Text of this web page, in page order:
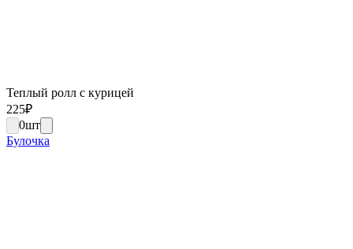
Теплый ролл с курицей
225₽
0шт
Булочка